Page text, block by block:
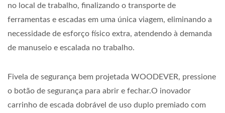
no local de trabalho, finalizando o transporte de
ferramentas e escadas em uma única viagem, eliminando a
necessidade de esforço físico extra, atendendo à demanda
de manuseio e escalada no trabalho.
Fivela de segurança bem projetada WOODEVER, pressione
o botão de segurança para abrir e fechar.O inovador
carrinho de escada dobrável de uso duplo premiado com